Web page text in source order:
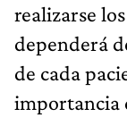
realizarse
dependerá
de cada
importancia